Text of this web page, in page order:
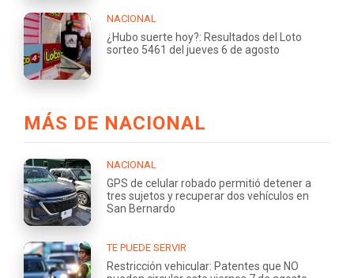
NACIONAL
¿Hubo suerte hoy?: Resultados del Loto
sorteo 5461 del jueves 6 de agosto
MÁS DE NACIONAL
NACIONAL
GPS de celular robado permitió detener a
tres sujetos y recuperar dos vehículos en
San Bernardo
TE PUEDE SERVIR
Restricción vehicular: Patentes que NO